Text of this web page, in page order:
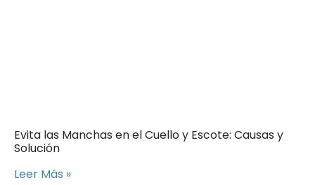
Evita las Manchas en el Cuello y Escote: Causas y
Solución
Leer Más »